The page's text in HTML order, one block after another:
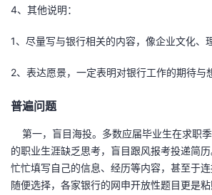
4、其他说明：
1、尽量写与银行相关的内容，像企业文化、
2、表达愿景，一定表明对银行工作的期待与
普遍问题
第一，盲目海投。多数应届毕业生在求职
的职业生涯缺乏思考，盲目跟风报考投递简
忙忙填写自己的信息、经历等内容，甚至于
随便选择，各家银行的网申开放性题目更是